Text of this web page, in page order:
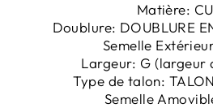
Matière:
Doublure: DOUBLURE
Semelle
Largeur: G (largeur
Type de talon:
Semelle